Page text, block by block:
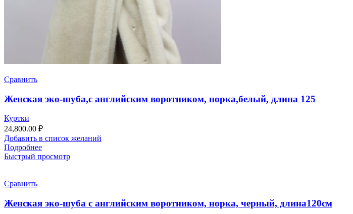
Сравнить
Женская эко-шуба,с английским воротником, норка,белый, длина 125
Куртки
24,800.00 ₽
Добавить в список желаний
Подробнее
Быстрый просмотр
Сравнить
Женская эко-шуба с английским воротником, норка, черный, длина120см